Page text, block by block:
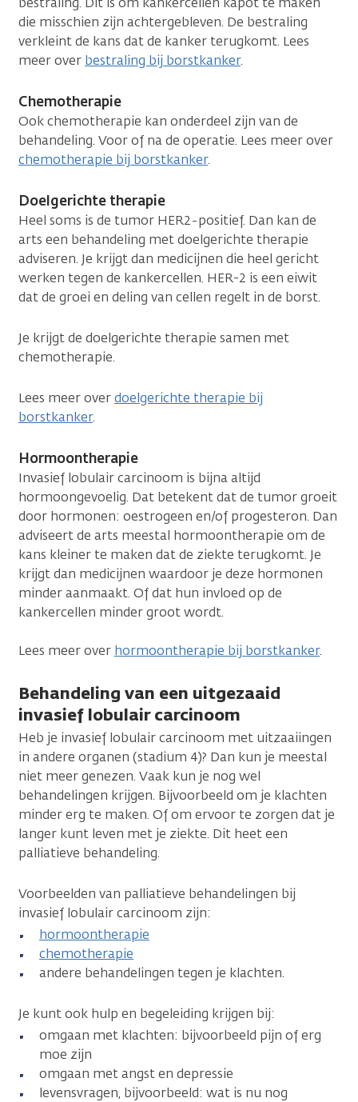
die misschien zijn achtergebleven. De bestraling
verkleint de kans dat de kanker terugkomt. Lees
meer over bestraling bij borstkanker.
Chemotherapie
Ook chemotherapie kan onderdeel zijn van de
behandeling. Voor of na de operatie. Lees meer over
chemotherapie bij borstkanker.
Doelgerichte therapie
Heel soms is de tumor HER2-positief. Dan kan de
arts een behandeling met doelgerichte therapie
adviseren. Je krijgt dan medicijnen die heel gericht
werken tegen de kankercellen. HER-2 is een eiwit
dat de groei en deling van cellen regelt in de borst.
Je krijgt de doelgerichte therapie samen met
chemotherapie.
Lees meer overdoelgerichte therapie bij
borstkanker.
Hormoontherapie
Invasief lobulair carcinoom is bijna altijd
hormoongevoelig. Dat betekent dat de tumor groeit
door hormonen: oestrogeen en/of progesteron. Dan
adviseert de arts meestal hormoontherapie om de
kans kleiner te maken dat de ziekte terugkomt. Je
krijgt dan medicijnen waardoor je deze hormonen
minder aanmaakt. Of dat hun invloed op de
kankercellen minder groot wordt.
Lees meer over hormoontherapie bij borstkanker.
Behandeling van een uitgezaaid
invasief lobulair carcinoom
Heb je invasief lobulair carcinoom met uitzaaiingen
in andere organen (stadium 4)? Dan kun je meestal
niet meer genezen. Vaak kun je nog wel
behandelingen krijgen. Bijvoorbeeld om je klachten
minder erg te maken. Of om ervoor te zorgen dat je
langer kunt leven met je ziekte. Dit heet een
palliatieve behandeling.
Voorbeelden van palliatieve behandelingen bij
invasief lobulair carcinoom zijn:
hormoontherapie
chemotherapie
andere behandelingen tegen je klachten.
Je kunt ook hulp en begeleiding krijgen bij:
omgaan met klachten: bijvoorbeeld pijn of erg
moe zijn
omgaan met angst en depressie
levensvragen, bijvoorbeeld: wat is nu nog